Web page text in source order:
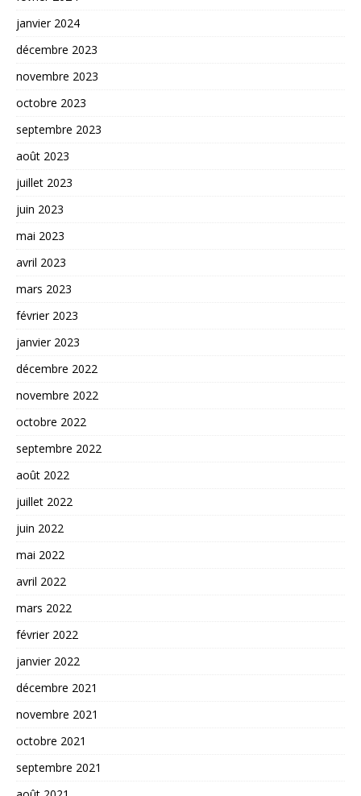
janvier 2024
décembre 2023
novembre 2023
octobre 2023
septembre 2023
août 2023
juillet 2023
juin 2023
mai 2023
avril 2023
mars 2023
février 2023
janvier 2023
décembre 2022
novembre 2022
octobre 2022
septembre 2022
août 2022
juillet 2022
juin 2022
mai 2022
avril 2022
mars 2022
février 2022
janvier 2022
décembre 2021
novembre 2021
octobre 2021
septembre 2021